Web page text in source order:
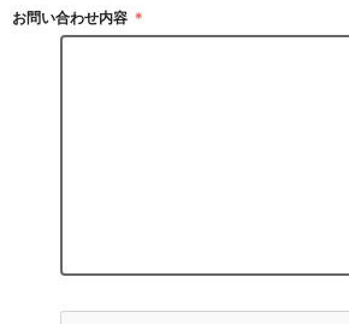
お問い合わせ内容 ＊